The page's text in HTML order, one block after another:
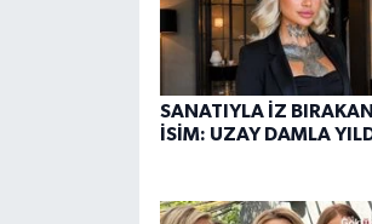
SANATIYLA İZ
İSİM: UZAY DAMLA